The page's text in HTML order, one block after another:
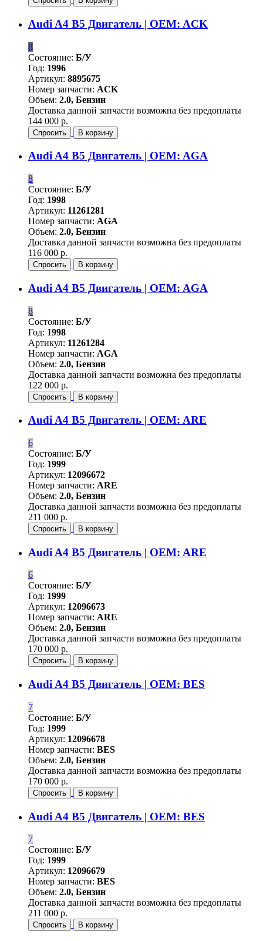
Audi A4 B5 Двигатель | OEM: ACK
8
Состояние: Б/У
Год: 1996
Артикул: 8895675
Номер запчасти: ACK
Объем: 2.0, Бензин
Доставка данной запчасти возможна без предоплаты
144 000 р.
Спросить В корзину
Audi A4 B5 Двигатель | OEM: AGA
8
Состояние: Б/У
Год: 1998
Артикул: 11261281
Номер запчасти: AGA
Объем: 2.0, Бензин
Доставка данной запчасти возможна без предоплаты
116 000 р.
Спросить В корзину
Audi A4 B5 Двигатель | OEM: AGA
8
Состояние: Б/У
Год: 1998
Артикул: 11261284
Номер запчасти: AGA
Объем: 2.0, Бензин
Доставка данной запчасти возможна без предоплаты
122 000 р.
Спросить В корзину
Audi A4 B5 Двигатель | OEM: ARE
6
Состояние: Б/У
Год: 1999
Артикул: 12096672
Номер запчасти: ARE
Объем: 2.0, Бензин
Доставка данной запчасти возможна без предоплаты
211 000 р.
Спросить В корзину
Audi A4 B5 Двигатель | OEM: ARE
6
Состояние: Б/У
Год: 1999
Артикул: 12096673
Номер запчасти: ARE
Объем: 2.0, Бензин
Доставка данной запчасти возможна без предоплаты
170 000 р.
Спросить В корзину
Audi A4 B5 Двигатель | OEM: BES
7
Состояние: Б/У
Год: 1999
Артикул: 12096678
Номер запчасти: BES
Объем: 2.0, Бензин
Доставка данной запчасти возможна без предоплаты
170 000 р.
Спросить В корзину
Audi A4 B5 Двигатель | OEM: BES
7
Состояние: Б/У
Год: 1999
Артикул: 12096679
Номер запчасти: BES
Объем: 2.0, Бензин
Доставка данной запчасти возможна без предоплаты
211 000 р.
Спросить В корзину